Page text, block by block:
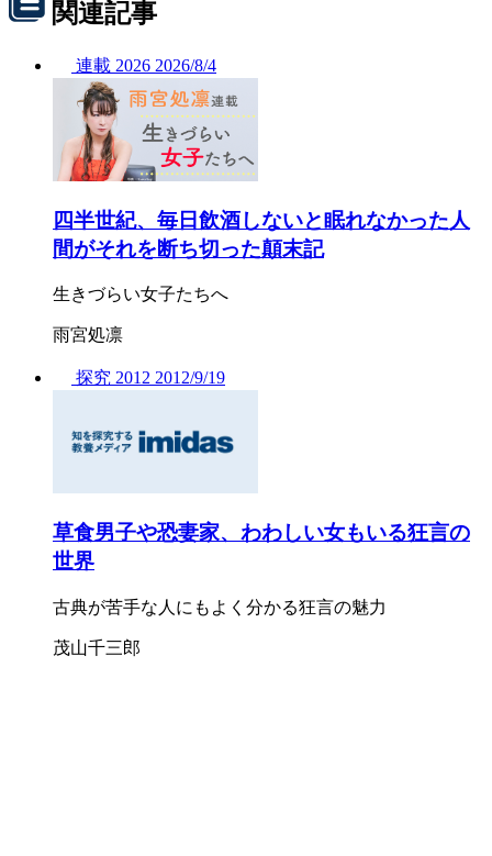
関連記事
連載 2026 2026/8/4
四半世紀、毎日飲酒しないと眠れなかった人
間がそれを断ち切った顛末記
生きづらい女子たちへ
雨宮処凛
探究 2012 2012/9/19
草食男子や恐妻家、わわしい女もいる狂言の
世界
古典が苦手な人にもよく分かる狂言の魅力
茂山千三郎